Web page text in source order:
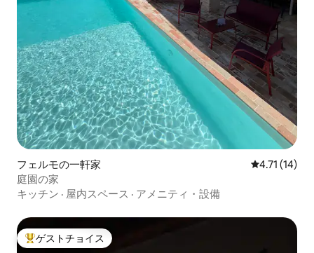
フェルモの一軒家 レビュー14
4.71 (14)
庭園の家
キッチン · 屋内スペース · アメニティ・設備
大好評のゲストチョイスです。
ゲストチョイス